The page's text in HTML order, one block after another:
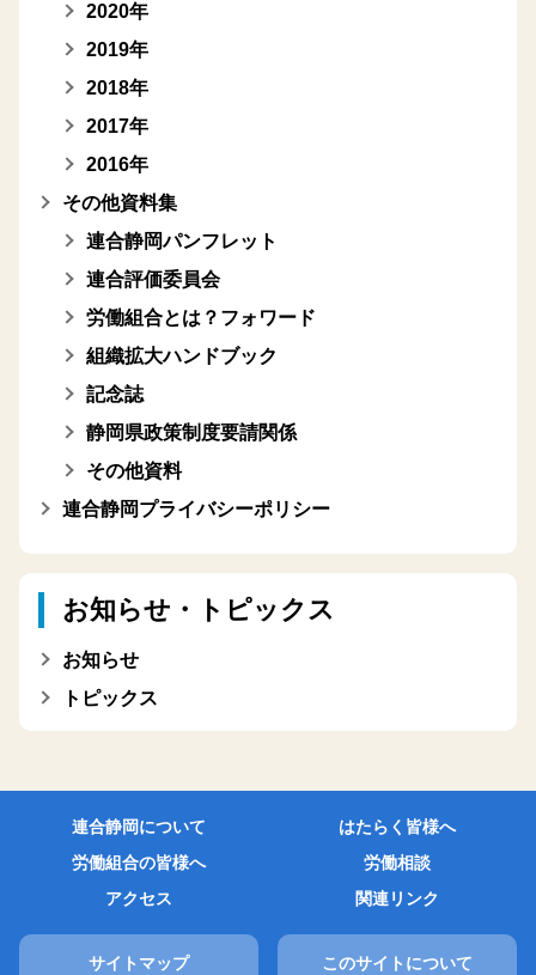
2020年
2019年
2018年
2017年
2016年
その他資料集
連合静岡パンフレット
連合評価委員会
労働組合とは？フォワード
組織拡大ハンドブック
記念誌
静岡県政策制度要請関係
その他資料
連合静岡プライバシーポリシー
お知らせ・トピックス
お知らせ
トピックス
連合静岡について
はたらく皆様へ
労働組合の皆様へ
労働相談
アクセス
関連リンク
サイトマップ このサイトについて